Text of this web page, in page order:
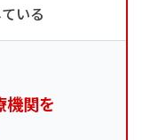
いる
機関を